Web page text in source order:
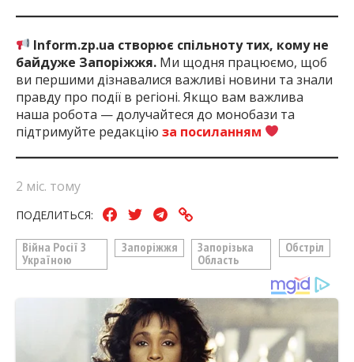
Inform.zp.ua створює спільноту тих, кому не
байдуже Запоріжжя. Ми щодня працюємо, щоб
ви першими дізнавалися важливі новини та знали
правду про події в регіоні. Якщо вам важлива
наша робота — долучайтеся до монобази та
підтримуйте редакцію за посиланням
2 міс. тому
ПОДЕЛИТЬСЯ:
Війна Росії З
Україною
Запоріжжя
Запорізька
Область
Обстріл